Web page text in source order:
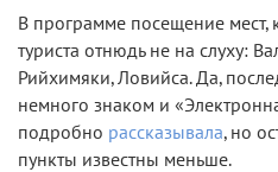
В программе посещение мест,
туриста отнюдь не на слуху:
Рийхимяки, Ловийса. Да,
немного знаком и
подробно рассказывала, но
пункты известны меньше.